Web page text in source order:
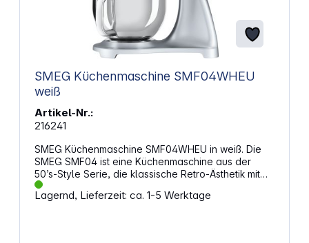
SMEG Küchenmaschine SMF04WHEU
weiß
Artikel-Nr.:
216241
SMEG Küchenmaschine SMF04WHEU in weiß. Die
SMEG SMF04 ist eine Küchenmaschine aus der
50’s‑Style Serie, die klassische Retro‑Ästhetik mit
moderner Technik vereint. Sie überzeugt durch ein
stilvolles Design mit Aluminium‑Druckguss‑Gehäuse
Lagernd, Lieferzeit: ca. 1-5 Werktage